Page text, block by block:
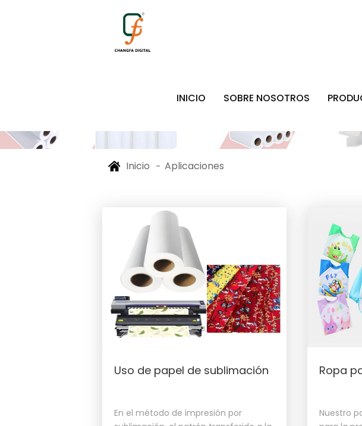
INICIO SOBRE NOSOTROS
Inicio - Aplicaciones
Uso de papel de sublimación
En el método de impresión por
Ropa
Nuestro